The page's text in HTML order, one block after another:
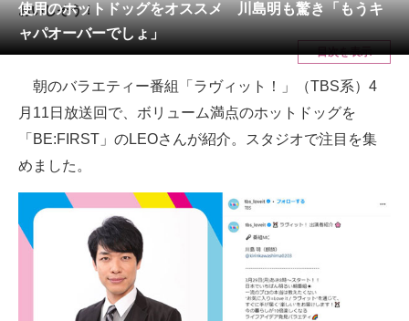
メディア
注目記事を集めた総合ページ
スマホと通信の最新トレンド
進化するPCとデバイスの未来
好きが集まる 比べて選べる
ビジネスと働き方のヒント
AI活用のいまが分かる
使用のホットドッグをオススメ 川島明も驚き「もうキ
ャパオーバーでしょ」
おいしそう！
目次を表示
朝のバラエティー番組「ラヴィット！」（TBS系）4
月11日放送回で、ボリューム満点のホットドッグを
「BE:FIRST」のLEOさんが紹介。スタジオで注目を集
めました。